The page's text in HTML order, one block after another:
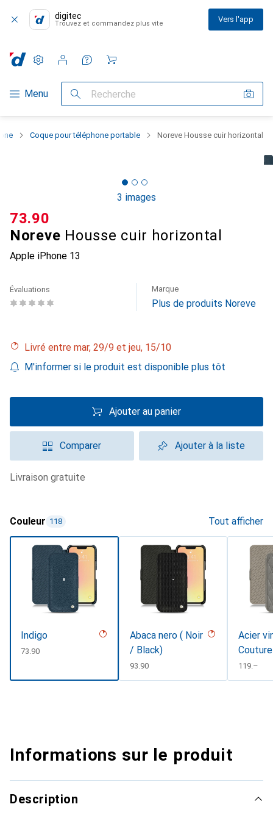
digitec
Trouvez et commandez plus vite Vers l'app
Navigation par catégorie
Menu Recherche
Paramètres
Compte client
Listes de comparaison
Listes d'envies
Panier
Coque pour téléphone portable Noreve Housse cuir horizontal
3 images
Noreve Housse cuir horizontal
Apple iPhone 13
CHF
73.90
Évaluations Marque
Plus de produits Noreve
Livré entre mar, 29/9 et jeu, 15/10
M'informer si le produit est disponible plus tôt
Ajouter au panier
Comparer Ajouter à la liste
livraison gratuite
Couleur 118 Tout afficher
Indigo
CHF
73.90
Abaca nero ( Noir
/ Black)
CHF
93.90
Acier
Couture
CHF
119.–
Informations sur le produit
Description